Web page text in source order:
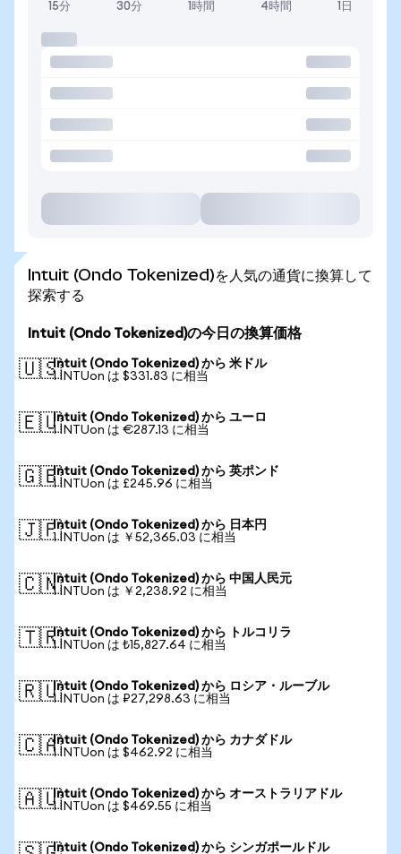
15分 30分 1時間 4時間 1日
Intuit (Ondo Tokenized)を人気の通貨に換算して
探索する
Intuit (Ondo Tokenized)の今日の換算価格
🇺🇸Intuit (Ondo Tokenized) から 米ドル
1 INTUon は $331.83 に相当
🇪🇺Intuit (Ondo Tokenized) から ユーロ
1 INTUon は €287.13 に相当
🇬🇧Intuit (Ondo Tokenized) から 英ポンド
1 INTUon は £245.96 に相当
🇯🇵Intuit (Ondo Tokenized) から 日本円
1 INTUon は ￥52,365.03 に相当
🇨🇳Intuit (Ondo Tokenized) から 中国人民元
1 INTUon は ￥2,238.92 に相当
🇹🇷Intuit (Ondo Tokenized) から トルコリラ
1 INTUon は ₺15,827.64 に相当
🇷🇺Intuit (Ondo Tokenized) から ロシア・ルーブル
1 INTUon は ₽27,298.63 に相当
🇨🇦Intuit (Ondo Tokenized) から カナダドル
1 INTUon は $462.92 に相当
🇦🇺Intuit (Ondo Tokenized) から オーストラリアドル
1 INTUon は $469.55 に相当
Intuit (Ondo Tokenized) から シンガポールドル